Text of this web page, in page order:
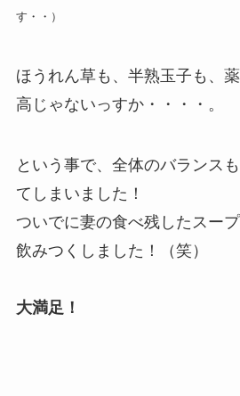
す・・）
ほうれん草も、半熟玉子も、
高じゃないっすか・・・・。
という事で、全体のバランス
てしまいました！
ついでに妻の食べ残したスー
飲みつくしました！（笑）
大満足！